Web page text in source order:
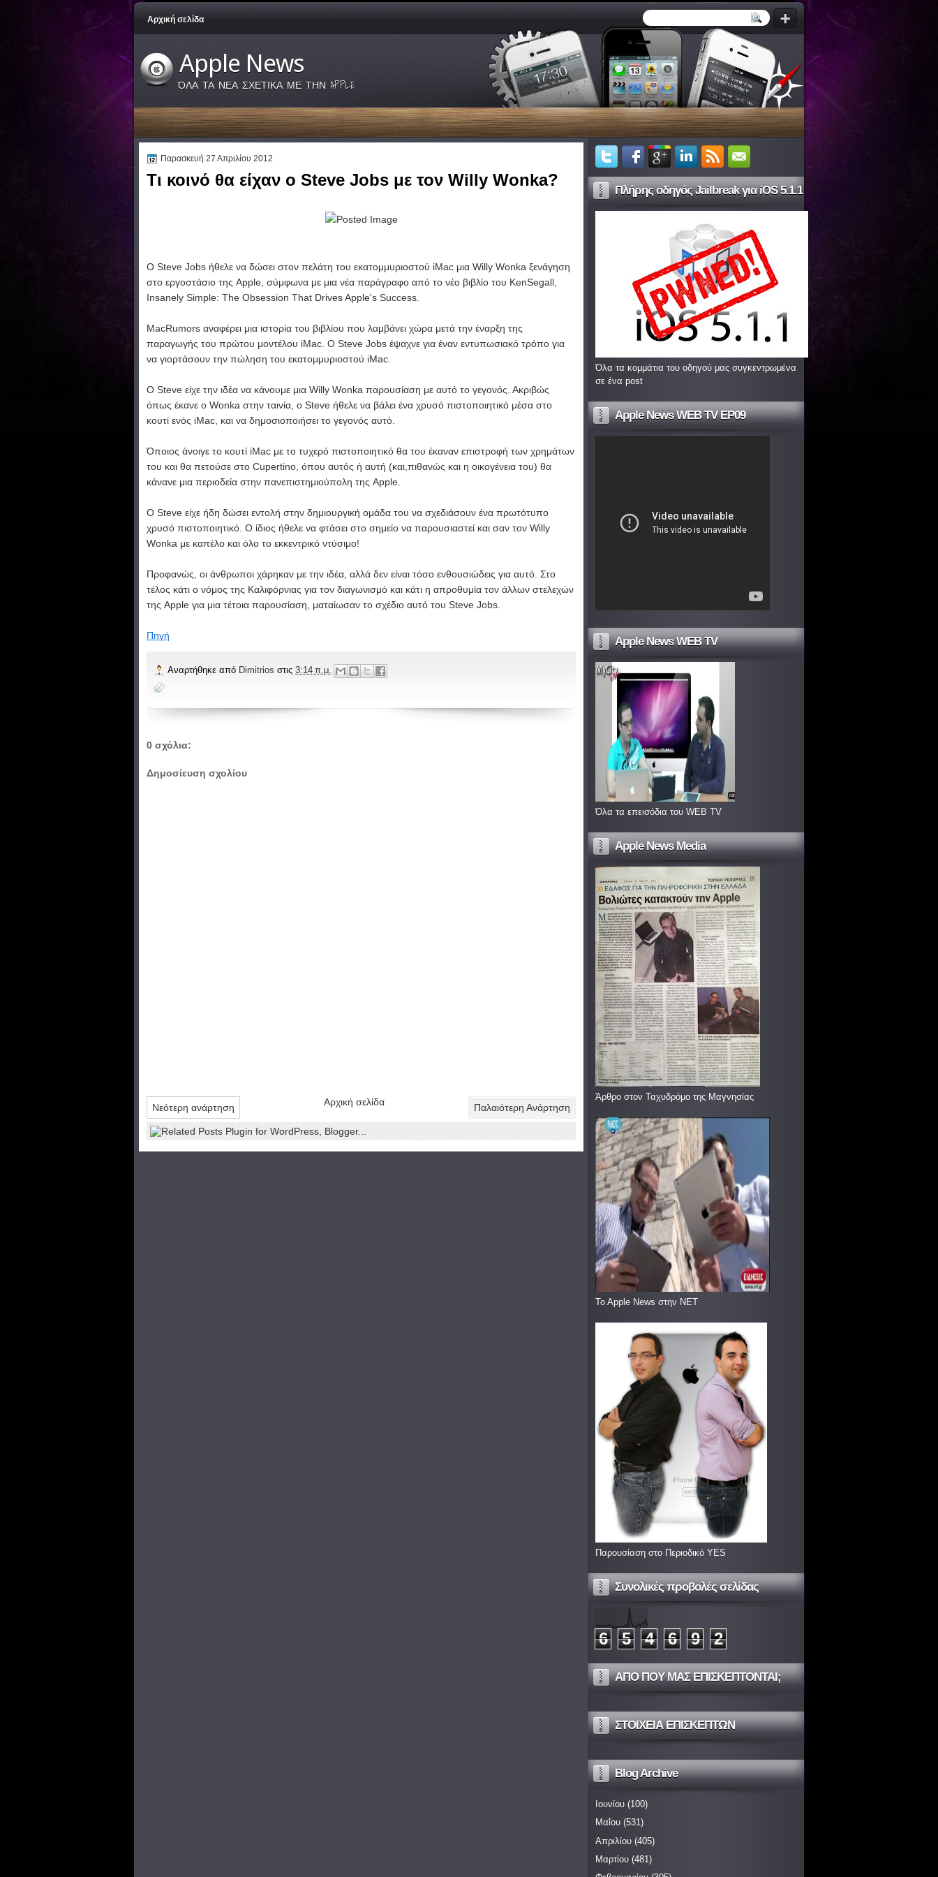
Αρχική σελίδα
Apple News
ΌΛΑ ΤΑ ΝΕΑ ΣΧΕΤΙΚΑ ΜΕ ΤΗΝ APPLE
Παρασκευή 27 Απριλίου 2012
Τι κοινό θα είχαν o Steve Jobs με τον Willy Wonka?
Ο Steve Jobs ήθελε να δώσει στον πελάτη του εκατομμυριοστού iMac μια Willy Wonka ξενάγηση
στο εργοστάσιο της Apple, σύμφωνα με μια νέα παράγραφο από το νέο βιβλίο του KenSegall,
Insanely Simple: The Obsession That Drives Apple's Success.
MacRumors αναφέρει μια ιστορία του βιβλίου που λαμβάνει χώρα μετά την έναρξη της
παραγωγής του πρώτου μοντέλου iMac. Ο Steve Jobs έψαχνε για έναν εντυπωσιακό τρόπο για
να γιορτάσουν την πώληση του εκατομμυριοστού iMac.
O Steve είχε την ιδέα να κάνουμε μια Willy Wonka παρουσίαση με αυτό το γεγονός. Ακριβώς
όπως έκανε ο Wonka στην ταινία, ο Steve ήθελε να βάλει ένα χρυσό πιστοποιητικό μέσα στο
κουτί ενός iMac, και να δημοσιοποιήσει το γεγονός αυτό.
Όποιος άνοιγε το κουτί iMac με το τυχερό πιστοποιητικό θα του έκαναν επιστροφή των χρημάτων
του και θα πετούσε στο Cupertino, όπου αυτός ή αυτή (και,πιθανώς και η οικογένεια του) θα
κάνανε μια περιοδεία στην πανεπιστημιούπολη της Apple.
Ο Steve είχε ήδη δώσει εντολή στην δημιουργική ομάδα του να σχεδιάσουν ένα πρωτότυπο
χρυσό πιστοποιητικό. Ο ίδιος ήθελε να φτάσει στο σημείο να παρουσιαστεί και σαν τον Willy
Wonka με καπέλο και όλο το εκκεντρικό ντύσιμο!
Προφανώς, οι άνθρωποι χάρηκαν με την ιδέα, αλλά δεν είναι τόσο ενθουσιώδεις για αυτό. Στο
τέλος κάτι ο νόμος της Καλιφόρνιας για τον διαγωνισμό και κάτι η απροθυμία τον άλλων στελεχών
της Apple για μια τέτοια παρουσίαση, ματαίωσαν το σχέδιο αυτό του Steve Jobs.
Πηγή
Αναρτήθηκε από Dimitrios στις 3:14 π.μ.
0 σχόλια:
Δημοσίευση σχολίου
Νεότερη ανάρτηση Παλαιότερη Ανάρτηση
Αρχική σελίδα
Πλήρης οδηγός Jailbreak για iOS 5.1.1
Όλα τα κομμάτια του οδηγού μας συγκεντρωμένα
σε ένα post
Apple News WEB TV EP09
Apple News WEB TV
Όλα τα επεισόδια του WEB TV
Apple News Media
Άρθρο στον Ταχυδρόμο της Μαγνησίας
To Apple News στην ΝΕΤ
Παρουσίαση στο Περιοδικό YES
Συνολικές προβολές σελίδας
6 5 4 6 9 2
ΑΠΟ ΠΟΥ ΜΑΣ ΕΠΙΣΚΕΠΤΟΝΤΑΙ;
ΣΤΟΙΧΕΙΑ ΕΠΙΣΚΕΠΤΩΝ
Blog Archive
Ιουνίου (100)
Μαΐου (531)
Απριλίου (405)
Μαρτίου (481)